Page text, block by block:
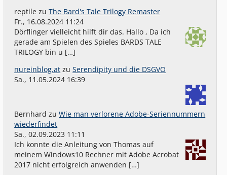
reptile zuThe Bard's Tale Trilogy Remaster
Fr., 16.08.2024 11:24
Dörflinger vielleicht hilft dir das. Hallo , Da ich
gerade am Spielen des Spieles BARDS TALE
TRILOGY bin u […]
nureinblog.at zuSerendipity und die DSGVO
Sa., 11.05.2024 16:39
Bernhard zuWie man verlorene Adobe-Seriennummern
wiederfindet
Sa., 02.09.2023 11:11
Ich konnte die Anleitung von Thomas auf
meinem Windows10 Rechner mit Adobe Acrobat
2017 nicht erfolgreich anwenden […]